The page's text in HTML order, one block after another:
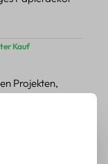
Kauf
Projekten,
45 Papier-